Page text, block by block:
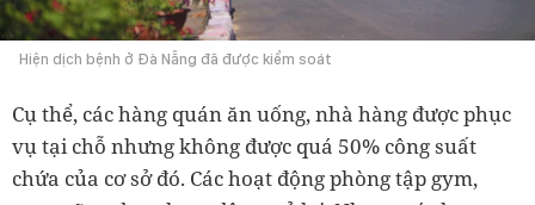
Hiện dịch bệnh ở Đà Nẵng đã được kiểm soát
Cụ thể, các hàng quán ăn uống, nhà hàng được phục
vụ tại chỗ nhưng không được quá 50% công suất
chứa của cơ sở đó. Các hoạt động phòng tập gym,